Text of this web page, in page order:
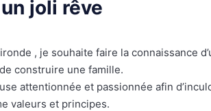
joli rêve
, je souhaite faire la connaissance
construire une famille.
attentionnée et passionnée afin
valeurs et principes.